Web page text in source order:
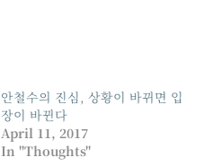
안철수의 진심, 상황이 바뀌면 입
장이 바뀐다
April 11, 2017
In "Thoughts"